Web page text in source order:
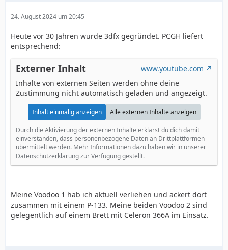
24. August 2024 um 20:45
Heute vor 30 Jahren wurde 3dfx gegründet. PCGH liefert
entsprechend:
Externer Inhalt
www.youtube.com
Inhalte von externen Seiten werden ohne deine
Zustimmung nicht automatisch geladen und angezeigt.
Inhalt einmalig anzeigen Alle externen Inhalte anzeigen
Durch die Aktivierung der externen Inhalte erklärst du dich damit
einverstanden, dass personenbezogene Daten an Drittplattformen
übermittelt werden. Mehr Informationen dazu haben wir in unserer
Datenschutzerklärung zur Verfügung gestellt.
Meine Voodoo 1 hab ich aktuell verliehen und ackert dort
zusammen mit einem P-133. Meine beiden Voodoo 2 sind
gelegentlich auf einem Brett mit Celeron 366A im Einsatz.